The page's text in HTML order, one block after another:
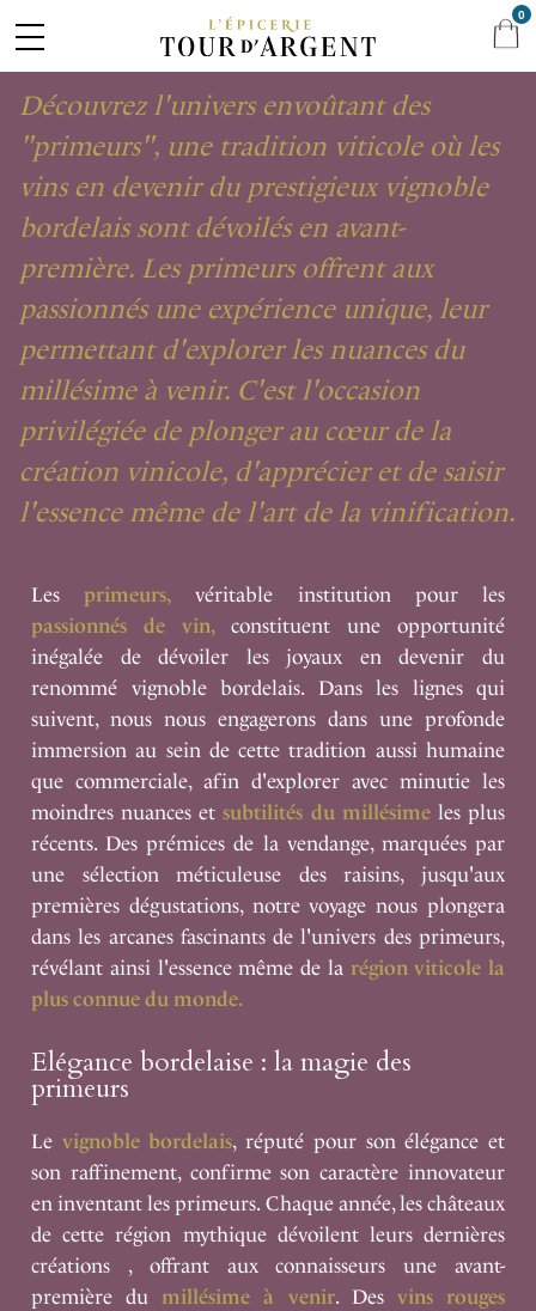
BORDELAIS
Découvrez l'univers envoûtant des
"primeurs", une tradition viticole où les
vins en devenir du prestigieux vignoble
bordelais sont dévoilés en avant-
première. Les primeurs offrent aux
passionnés une expérience unique, leur
permettant d'explorer les nuances du
millésime à venir. C'est l'occasion
privilégiée de plonger au cœur de la
création vinicole, d'apprécier et de saisir
l'essence même de l'art de la vinification.
Les primeurs, véritable institution pour les
passionnés de vin,
constituent une opportunité
inégalée de dévoiler les joyaux en devenir du
renommé vignoble bordelais. Dans les lignes qui
suivent, nous nous engagerons dans une profonde
immersion au sein de cette tradition aussi humaine
que commerciale, afin d'explorer avec minutie les
moindres nuances et subtilités du millésimeles plus
récents. Des prémices de la vendange, marquées par
une sélection méticuleuse des raisins, jusqu'aux
premières dégustations, notre voyage nous plongera
dans les arcanes fascinants de l'univers des primeurs,
révélant ainsi l'essence même de la région viticole la
plus connue du monde.
Elégance bordelaise : la magie des
primeurs
Le vignoble bordelais, réputé pour son élégance et
son raffinement, confirme son caractère innovateur
en inventant les primeurs. Chaque année, les châteaux
de cette région mythique dévoilent leurs dernières
créations
, offrant aux connaisseurs une avant-
première du millésime à venir. Des vins rouges
0